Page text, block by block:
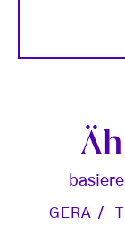
GERA